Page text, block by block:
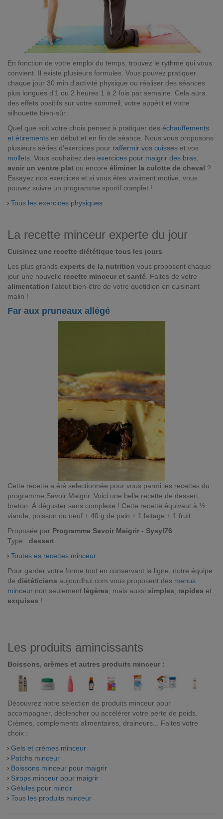
En fonction de votre emploi du temps, trouvez le rythme qui vous
convient. Il existe plusieurs formules. Vous pouvez pratiquer
chaque jour 30 min d’activité physique ou réaliser des séances
plus longues d'1 ou 2 heures 1 à 2 fois par semaine. Cela aura
des effets positifs sur votre sommeil, votre appétit et votre
silhouette bien-sûr.
Quel que soit votre choix pensez à pratiquer des échauffements
et étirements en début et en fin de séance. Nous vous proposons
plusieurs séries d'exercices pour raffermir vos cuisses et vos
mollets . Vous souhaitez des exercices pour maigrir des bras
avoir un ventre plat ou encore éliminer la culotte de cheval ?
Essayez nos exercices et si vous êtes vraiment motivé, vous
pouvez suivre un programme sportif complet !
Tous les exercices physiques
La recette minceur experte du jour
Cuisinez une recette diététique tous les jours
Les plus grands experts de la nutrition vous proposent chaque
jour une nouvelle recette minceur et santé . Faites de votre
alimentation l'atout bien-être de votre quotidien en cuisinant
malin !
Far aux pruneaux allégé
Cette recette a été selectionnée pour vous parmi les recettes du
programme Savoir Maigrir. Voici une belle recette de dessert
breton. À déguster sans complexe ! Cette recette équivaut à ½
viande, poisson ou oeuf + 40 g de pain + 1 laitage + 1 fruit.
Proposée par Programme Savoir Maigrir - Sysyl76
Type : dessert
Toutes es recettes minceur
Pour garder votre forme tout en conservant la ligne, notre équipe
de diététiciens aujourdhui.com vous proposent des menus
minceur non seulement légères , mais aussi simples rapides et
exquises !
Les produits amincissants
Boissons, crèmes et autres produits minceur :
Découvrez notre selection de produits minceur pour
accompagner, déclencher ou accélérer votre perte de poids.
Crèmes, complements alimentaires, draineurs... Faites votre
choix :
Gels et crèmes minceur
Patchs minceur
Boissons minceur pour maigrir
Sirops minceur pour maigrir
Gélules pour mincir
Tous les produits minceur